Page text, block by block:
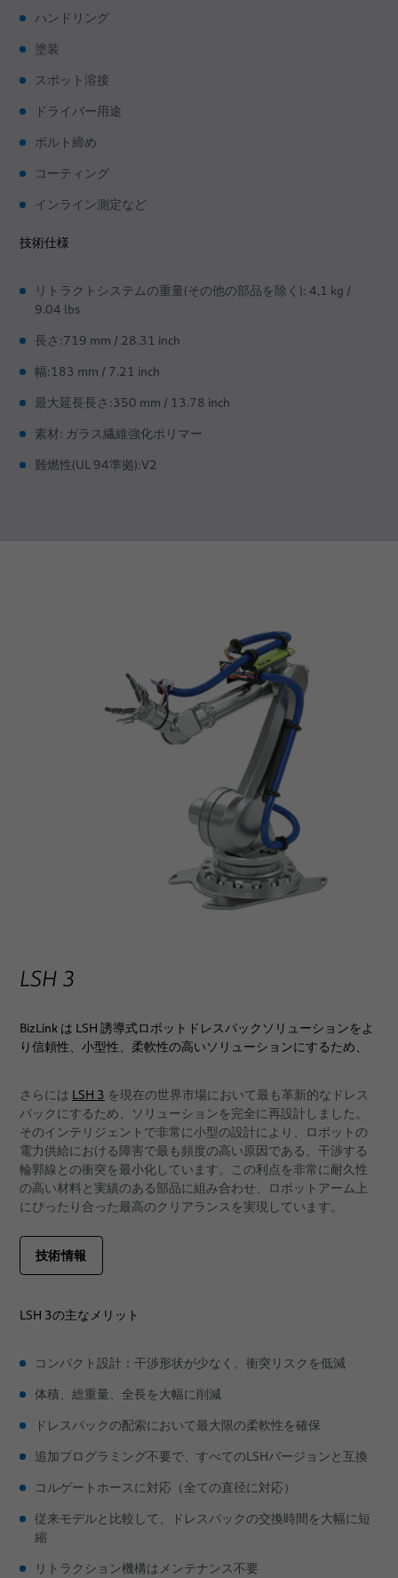
ハンドリング
塗装
スポット溶接
ドライバー用途
ボルト締め
コーティング
インライン測定など
技術仕様
リトラクトシステムの重量(その他の部品を除く): 4,1 kg /
9.04 lbs
長さ:719 mm / 28.31 inch
幅:183 mm / 7.21 inch
最大延長長さ:350 mm / 13.78 inch
素材: ガラス繊維強化ポリマー
難燃性(UL 94準拠):V2
LSH 3
BizLink は LSH 誘導式ロボットドレスパックソリューションをよ
り信頼性、小型性、柔軟性の高いソリューションにするため、
さらには LSH 3 を現在の世界市場において最も革新的なドレス
パックにするため、ソリューションを完全に再設計しました。
そのインテリジェントで非常に小型の設計により、ロボットの
電力供給における障害で最も頻度の高い原因である、干渉する
輪郭線との衝突を最小化しています。この利点を非常に耐久性
の高い材料と実績のある部品に組み合わせ、ロボットアーム上
にぴったり合った最高のクリアランスを実現しています。
技術情報
LSH 3の主なメリット
コンパクト設計：干渉形状が少なく、衝突リスクを低減
体積、総重量、全長を大幅に削減
ドレスパックの配索において最大限の柔軟性を確保
追加プログラミング不要で、すべてのLSHバージョンと互換
コルゲートホースに対応（全ての直径に対応）
従来モデルと比較して、ドレスパックの交換時間を大幅に短
縮
リトラクション機構はメンテナンス不要